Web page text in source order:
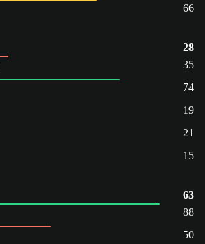
66
28
35
74
19
21
15
63
88
50